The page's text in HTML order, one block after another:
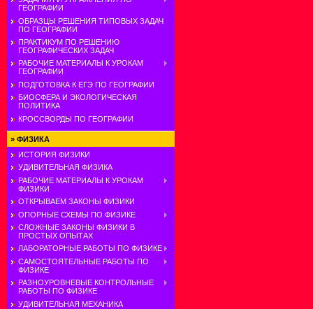
ГЕОГРАФИИ
ОБРАЗЦЫ РЕШЕНИЯ ТИПОВЫХ ЗАДАЧ
ПО ГЕОГРАФИИ
ПРАКТИКУМ ПО РЕШЕНИЮ
ГЕОГРАФИЧЕСКИХ ЗАДАЧ
РАБОЧИЕ МАТЕРИАЛЫ К УРОКАМ
ГЕОГРАФИИ
ПОДГОТОВКА К ЕГЭ ПО ГЕОГРАФИИ
БИОСФЕРА И ЭКОЛОГИЧЕСКАЯ
ПОЛИТИКА
КРОССВОРДЫ ПО ГЕОГРАФИИ
» ФИЗИКА
ИСТОРИЯ ФИЗИКИ
УДИВИТЕЛЬНАЯ ФИЗИКА
РАБОЧИЕ МАТЕРИАЛЫ К УРОКАМ
ФИЗИКИ
ОТКРЫВАЕМ ЗАКОНЫ ФИЗИКИ
ОПОРНЫЕ СХЕМЫ ПО ФИЗИКЕ
СЛОЖНЫЕ ЗАКОНЫ ФИЗИКИ В
ПРОСТЫХ ОПЫТАХ
ЛАБОРАТОРНЫЕ РАБОТЫ ПО ФИЗИКЕ
САМОСТОЯТЕЛЬНЫЕ РАБОТЫ ПО
ФИЗИКЕ
РАЗНОУРОВНЕВЫЕ КОНТРОЛЬНЫЕ
РАБОТЫ ПО ФИЗИКЕ
УДИВИТЕЛЬНАЯ МЕХАНИКА